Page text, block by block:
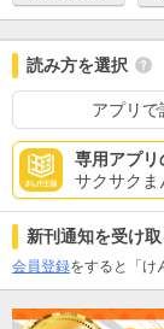
読み方を選択
アプリで
専用アプリ
サクサクま
新刊通知を受け取
会員登録をすると「け